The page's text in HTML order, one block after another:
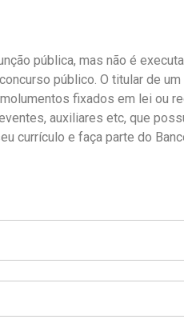
pública, mas não é
público. O titular de
fixados em lei ou
auxiliares etc, que
currículo e faça parte do